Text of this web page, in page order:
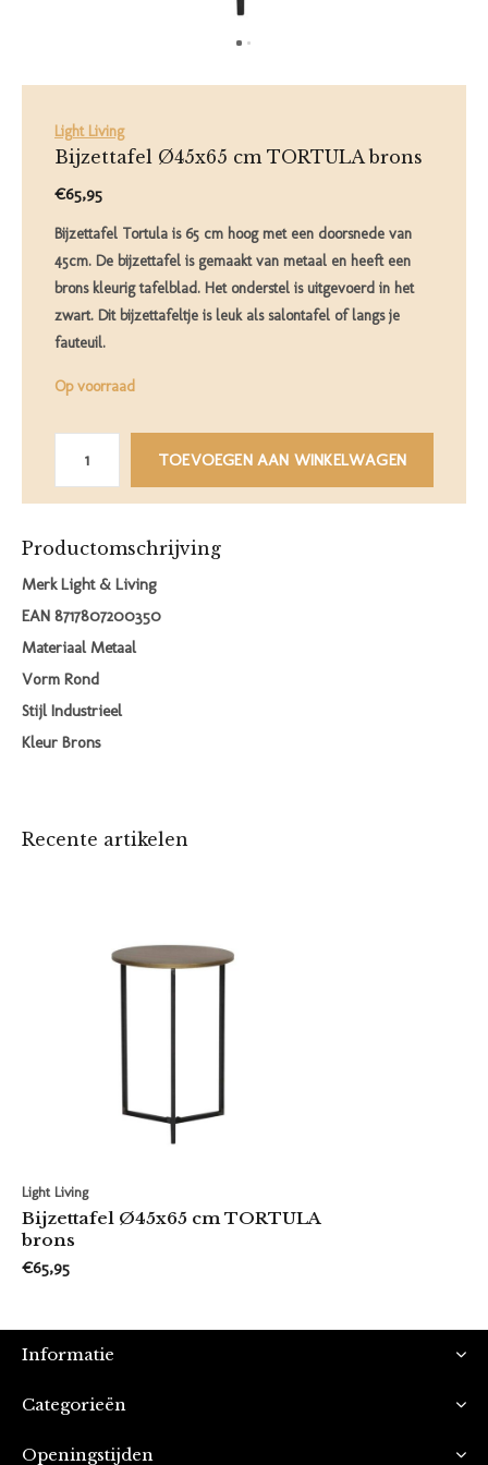
Light Living
Bijzettafel Ø45x65 cm TORTULA brons
€65,95
Bijzettafel Tortula is 65 cm hoog met een doorsnede van
45cm. De bijzettafel is gemaakt van metaal en heeft een
brons kleurig tafelblad. Het onderstel is uitgevoerd in het
zwart. Dit bijzettafeltje is leuk als salontafel of langs je
fauteuil.
Op voorraad
TOEVOEGEN AAN WINKELWAGEN
Productomschrijving
Merk Light & Living
EAN 8717807200350
Materiaal Metaal
Vorm Rond
Stijl Industrieel
Kleur Brons
Recente artikelen
Light Living
Bijzettafel Ø45x65 cm TORTULA
brons
€65,95
Informatie
Categorieën
Openingstijden